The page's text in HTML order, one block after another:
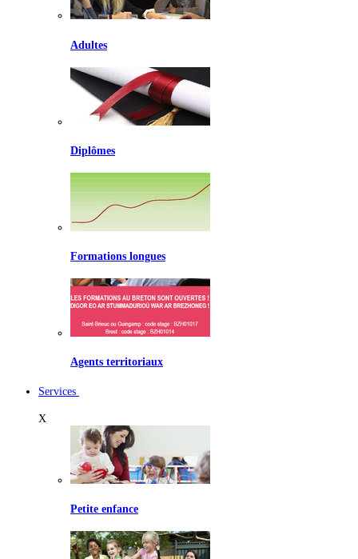
Adultes
Diplômes
Formations longues
Agents territoriaux
Services
X
Petite enfance